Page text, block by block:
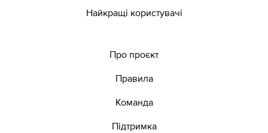
Найкращі користувачі
Про проєкт
Правила
Команда
Підтримка